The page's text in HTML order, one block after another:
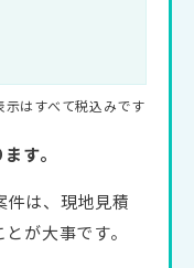
す。
は、現地見積
が大事です。